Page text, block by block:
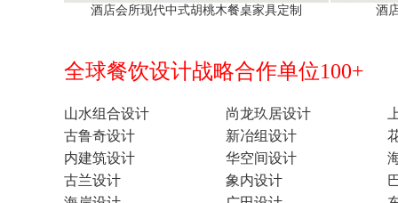
酒店会所现代中式胡桃木餐桌家具定制 酒
全球餐饮设计战略合作单位100+
山水组合设计 尚龙玖居设计
古鲁奇设计
新冶组设计
内建筑设计
华空间设计
古兰设计
象内设计